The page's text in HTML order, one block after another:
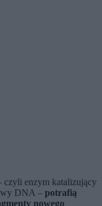
czyli enzym katalizujący
DNA – potrafią
nowego